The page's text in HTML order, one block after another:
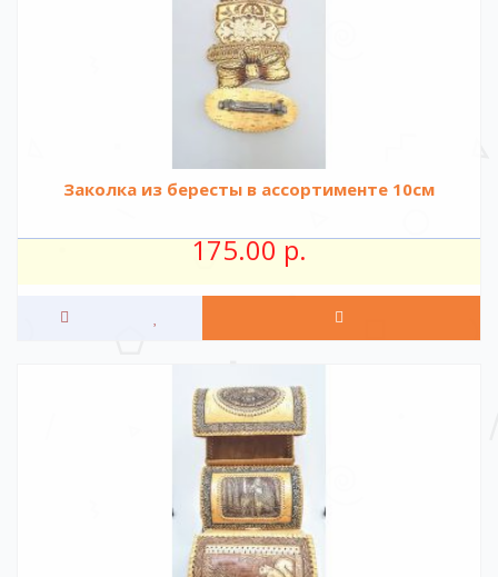
Заколка из бересты в ассортименте 10см
175.00 р.